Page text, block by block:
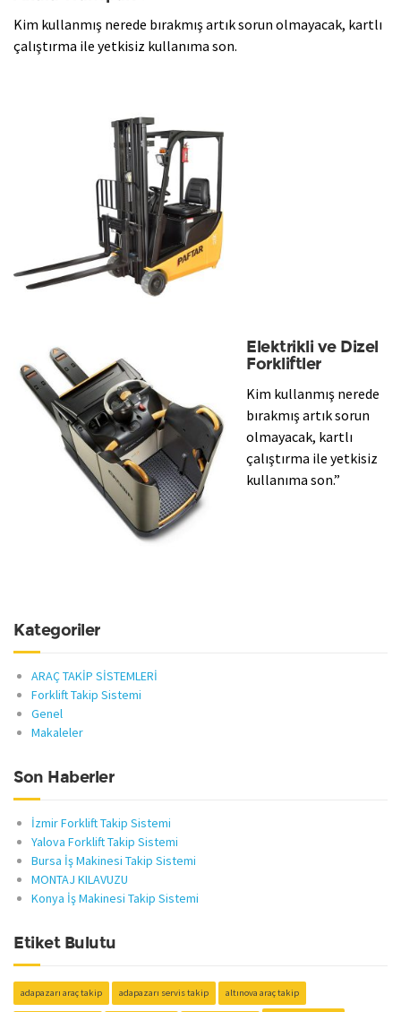
​Kim kullanmış nerede bırakmış artık sorun olmayacak, kartlı
çalıştırma ile yetkisiz kullanıma son.
Elektrikli ve Dizel
Forkliftler
Kim kullanmış nerede
bırakmış artık sorun
olmayacak, kartlı
çalıştırma ile yetkisiz
kullanıma son.”
Kategoriler
ARAÇ TAKİP SİSTEMLERİ
Forklift Takip Sistemi
Genel
Makaleler
Son Haberler
İzmir Forklift Takip Sistemi
Yalova Forklift Takip Sistemi
Bursa İş Makinesi Takip Sistemi
MONTAJ KILAVUZU
Konya İş Makinesi Takip Sistemi
Etiket Bulutu
adapazarı araç takip adapazarı servis takip altınova araç takip